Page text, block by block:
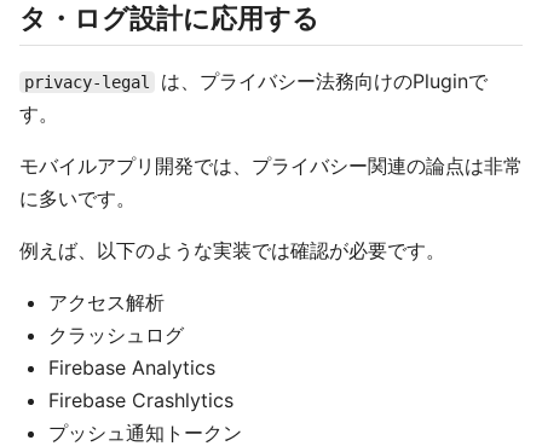
タ・ログ設計に応用する
privacy-legal
は、プライバシー法務向けのPluginで
す。
モバイルアプリ開発では、プライバシー関連の論点は非常
に多いです。
例えば、以下のような実装では確認が必要です。
アクセス解析
クラッシュログ
Firebase Analytics
Firebase Crashlytics
プッシュ通知トークン